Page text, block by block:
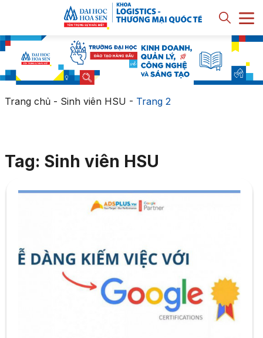
Trang chủ- Sinh viên HSU - Trang 2
Tag: Sinh viên HSU